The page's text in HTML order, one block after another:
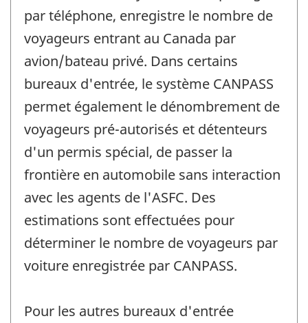
par téléphone, enregistre le nombre de
voyageurs entrant au Canada par
avion/bateau privé. Dans certains
bureaux d'entrée, le système CANPASS
permet également le dénombrement de
voyageurs pré-autorisés et détenteurs
d'un permis spécial, de passer la
frontière en automobile sans interaction
avec les agents de l'ASFC. Des
estimations sont effectuées pour
déterminer le nombre de voyageurs par
voiture enregistrée par CANPASS.
Pour les autres bureaux d'entrée